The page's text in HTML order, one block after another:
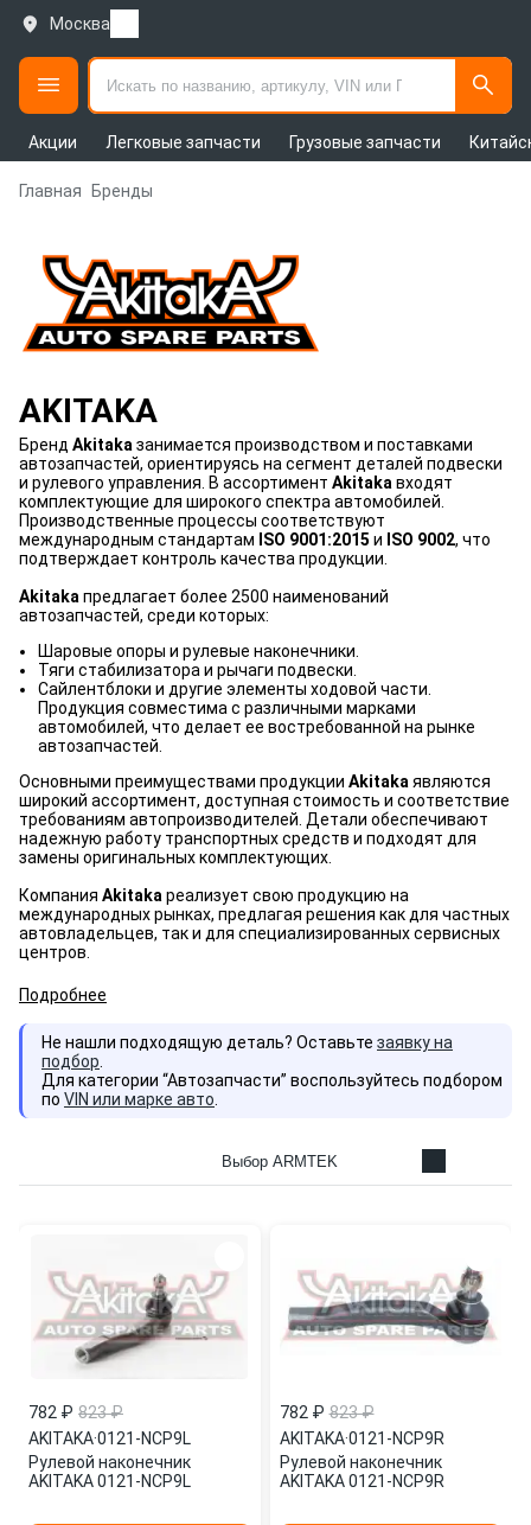
Москва
Акции Легковые запчасти Грузовые запчасти
Главная Бренды
AKITAKA
Бренд Akitaka занимается производством и поставками
автозапчастей, ориентируясь на сегмент деталей подвески
и рулевого управления. В ассортимент Akitaka входят
комплектующие для широкого спектра автомобилей.
Производственные процессы соответствуют
международным стандартам ISO 9001:2015 и ISO 9002, что
подтверждает контроль качества продукции.
Akitaka предлагает более 2500 наименований
автозапчастей, среди которых:
Шаровые опоры и рулевые наконечники.
Тяги стабилизатора и рычаги подвески.
Сайлентблоки и другие элементы ходовой части.
Продукция совместима с различными марками
автомобилей, что делает ее востребованной на рынке
автозапчастей.
Основными преимуществами продукции Akitaka являются
широкий ассортимент, доступная стоимость и соответствие
требованиям автопроизводителей. Детали обеспечивают
надежную работу транспортных средств и подходят для
замены оригинальных комплектующих.
Компания Akitaka реализует свою продукцию на
международных рынках, предлагая решения как для частных
автовладельцев, так и для специализированных сервисных
центров.
Подробнее
Не нашли подходящую деталь? Оставьте заявку на
подбор
Для категории “Автозапчасти” воспользуйтесь подбором
по VIN или марке авто
Выбор ARMTEK
782 ₽ 823 ₽
AKITAKA·0121-NCP9L
Рулевой наконечник
AKITAKA 0121-NCP9L
782 ₽ 823 ₽
AKITAKA·0121-NCP9R
Рулевой наконечник
AKITAKA 0121-NCP9R